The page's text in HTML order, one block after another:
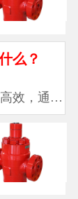
，外形如
。这就是
中最常见
么？
效，通过
移动，进
垂直升降
时，流体
，此时阀
下降至